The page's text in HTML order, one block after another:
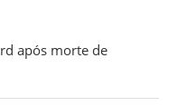
após morte de